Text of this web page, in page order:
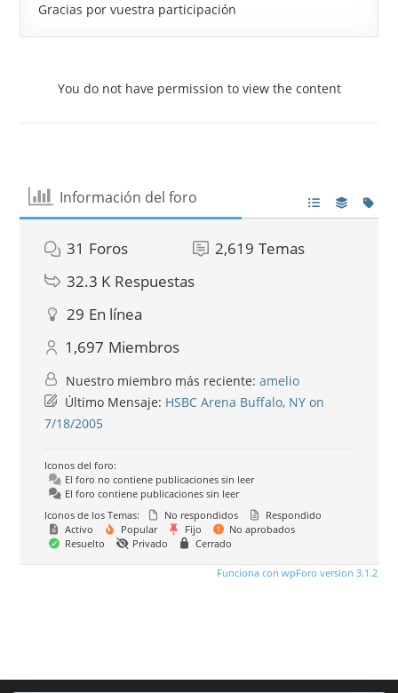
Gracias por vuestra participación
You do not have permission to view the content
Información del foro
31 Foros 2,619 Temas
32.3 K Respuestas
29 En línea
1,697 Miembros
Nuestro miembro más reciente:amelio
Último Mensaje: HSBC Arena Buffalo, NY on
7/18/2005
Iconos del foro:
El foro no contiene publicaciones sin leer
El foro contiene publicaciones sin leer
Iconos de los Temas:
No respondidos
Respondido
Activo
Popular Fijo
No aprobados
Resuelto
Privado Cerrado
Funciona con wpForo version 3.1.2